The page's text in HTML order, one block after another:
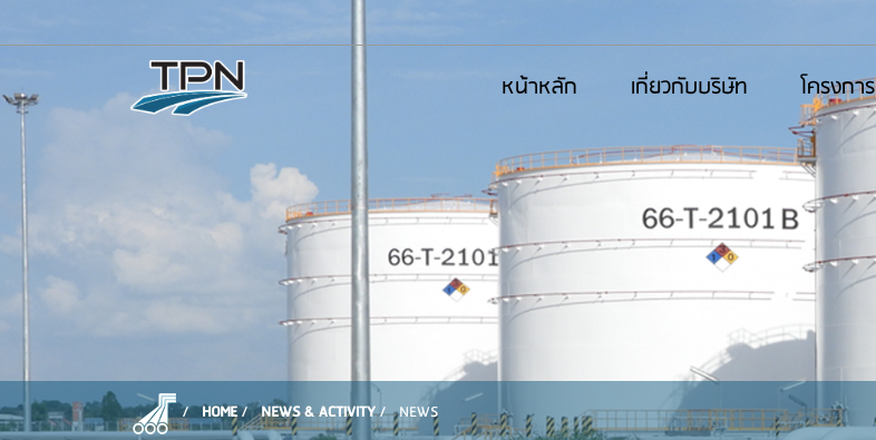
หน้าหลัก เกี่ยวกับบริษัท โครงการ
HOME NEWS & ACTIVITY NEWS